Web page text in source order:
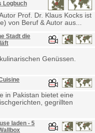
Logbuch
Prof. Dr. Klaus Kocks ist
von Beruf & Autor aus...
Stadt die
Genüssen.
in Pakistan bietet eine
gegrillten
laden - 5